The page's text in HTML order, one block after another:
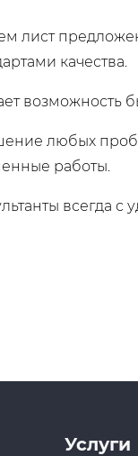
лист
качества.
любых
работы.
всегда
Услуги